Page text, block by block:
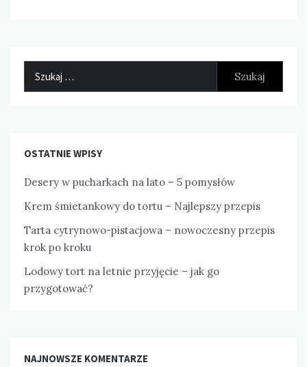
OSTATNIE WPISY
Desery w pucharkach na lato – 5 pomysłów
Krem śmietankowy do tortu – Najlepszy przepis
Tarta cytrynowo-pistacjowa – nowoczesny przepis
krok po kroku
Lodowy tort na letnie przyjęcie – jak go
przygotować?
NAJNOWSZE KOMENTARZE